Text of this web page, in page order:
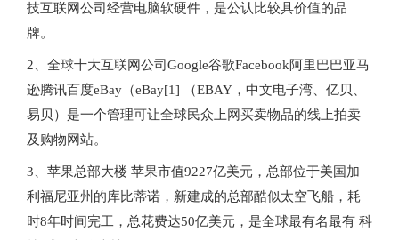
技互联网公司经营电脑软硬件，是公认比较具价值的品
牌。
2、全球十大互联网公司Google谷歌Facebook阿里巴巴亚马
逊腾讯百度eBay（eBay[1] （EBAY，中文电子湾、亿贝、
易贝）是一个管理可让全球民众上网买卖物品的线上拍卖
及购物网站。
3、苹果总部大楼 苹果市值9227亿美元，总部位于美国加
利福尼亚州的库比蒂诺，新建成的总部酷似太空飞船，耗
时8年时间完工，总花费达50亿美元，是全球最有名最有 科